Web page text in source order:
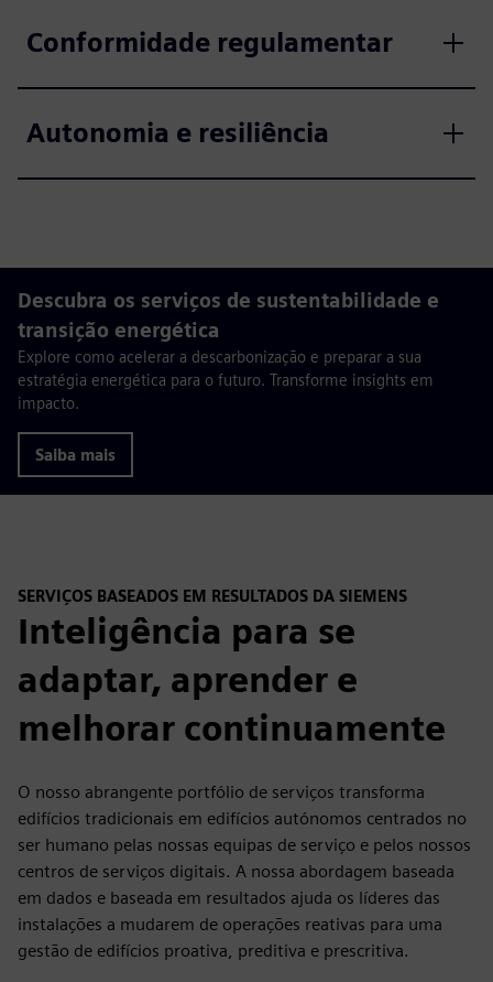
Conformidade regulamentar
Autonomia e resiliência
Descubra os serviços de sustentabilidade e
transição energética
Explore como acelerar a descarbonização e preparar a sua
estratégia energética para o futuro. Transforme insights em
impacto.
Saiba mais
SERVIÇOS BASEADOS EM RESULTADOS DA SIEMENS
Inteligência para se
adaptar, aprender e
melhorar continuamente
O nosso abrangente portfólio de serviços transforma
edifícios tradicionais em edifícios autónomos centrados no
ser humano pelas nossas equipas de serviço e pelos nossos
centros de serviços digitais. A nossa abordagem baseada
em dados e baseada em resultados ajuda os líderes das
instalações a mudarem de operações reativas para uma
gestão de edifícios proativa, preditiva e prescritiva.